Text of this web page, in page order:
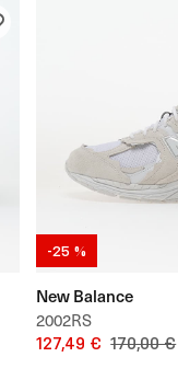
-25 %
New Balance
2002RS
127,49 € 170,00 €